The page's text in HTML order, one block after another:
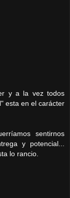
y a la vez todos
esta en el carácter
sentirnos
y potencial...
lo rancio.